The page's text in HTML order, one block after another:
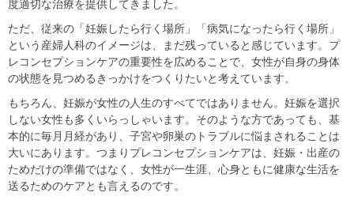
度適切な治療を提供してきました。
ただ、従来の「妊娠したら行く場所」「病気になったら行く場所」
という産婦人科のイメージは、まだ残っていると感じています。プ
レコンセプションケアの重要性を広めることで、女性が自身の身体
の状態を見つめるきっかけをつくりたいと考えています。
もちろん、妊娠が女性の人生のすべてではありません。妊娠を選択
しない女性も多くいらっしゃいます。そのような方であっても、基
本的に毎月月経があり、子宮や卵巣のトラブルに悩まされることは
大いにあります。つまりプレコンセプションケアは、妊娠・出産の
ためだけの準備ではなく、女性が一生涯、心身ともに健康な生活を
送るためのケアとも言えるのです。